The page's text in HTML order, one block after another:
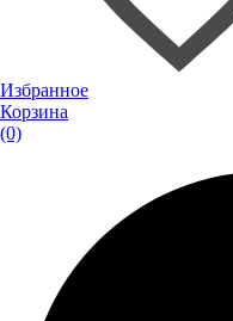
Избранное
Корзина
(0)